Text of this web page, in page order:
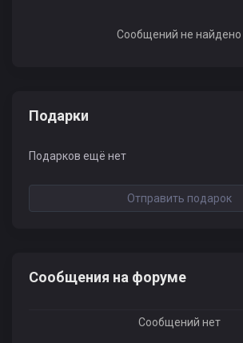
Сообщений не найдено
Подарки
Подарков ещё нет
Отправить подарок
Сообщения на форуме
Сообщений нет